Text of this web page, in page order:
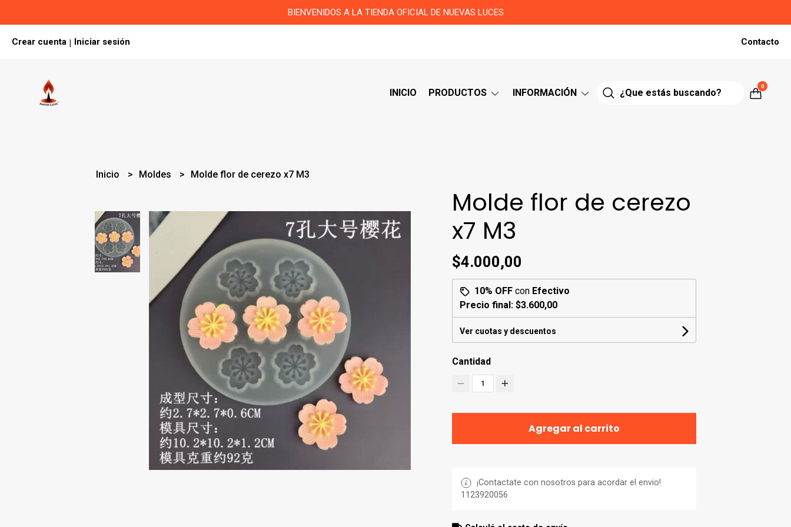
BIENVENIDOS A LA TIENDA OFICIAL DE NUEVAS LUCES
Crear cuenta | Iniciar sesión Contacto
INICIO PRODUCTOS INFORMACIÓN
0
Inicio Moldes Molde flor de cerezo x7 M3
Molde flor de cerezo
x7 M3
$4.000,00
10% OFFcon Efectivo
Precio final: $3.600,00
Ver cuotas y descuentos
Cantidad
1
Agregar al carrito
¡Contactate con nosotros para acordar el envio!
1123920056